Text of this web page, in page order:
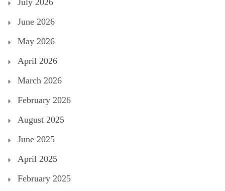
June 2026
May 2026
April 2026
March 2026
February 2026
August 2025
June 2025
April 2025
February 2025